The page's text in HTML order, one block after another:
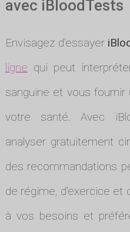
avec iBloodTests
Envisagez d'essayer
ligne qui peut
sanguine et vous fournir
votre santé. Avec
analyser gratuitement
des recommandations
de régime, d'exercice et
à vos besoins et